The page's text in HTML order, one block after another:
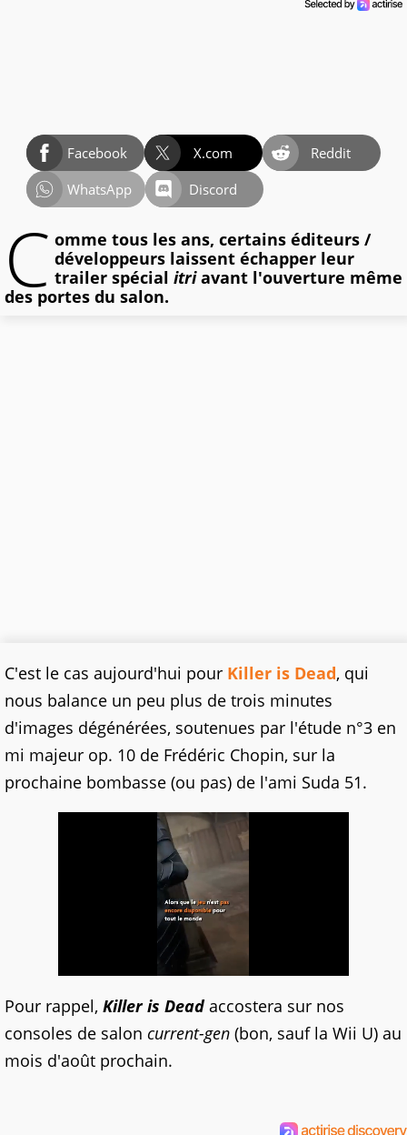
Facebook X.com
Reddit
WhatsApp
Discord
C omme tous les ans, certains éditeurs /
développeurs laissent échapper leur
trailer spécial itriavant l'ouverture même
des portes du salon.
C'est le cas aujourd'hui pour Killer is Dead, qui
nous balance un peu plus de trois minutes
d'images dégénérées, soutenues par l'étude n°3 en
mi majeur op. 10 de Frédéric Chopin, sur la
prochaine bombasse (ou pas) de l'ami Suda 51.
Pour rappel, Killer is Deadaccostera sur nos
consoles de salon current-gen (bon, sauf la Wii U) au
mois d'août prochain.